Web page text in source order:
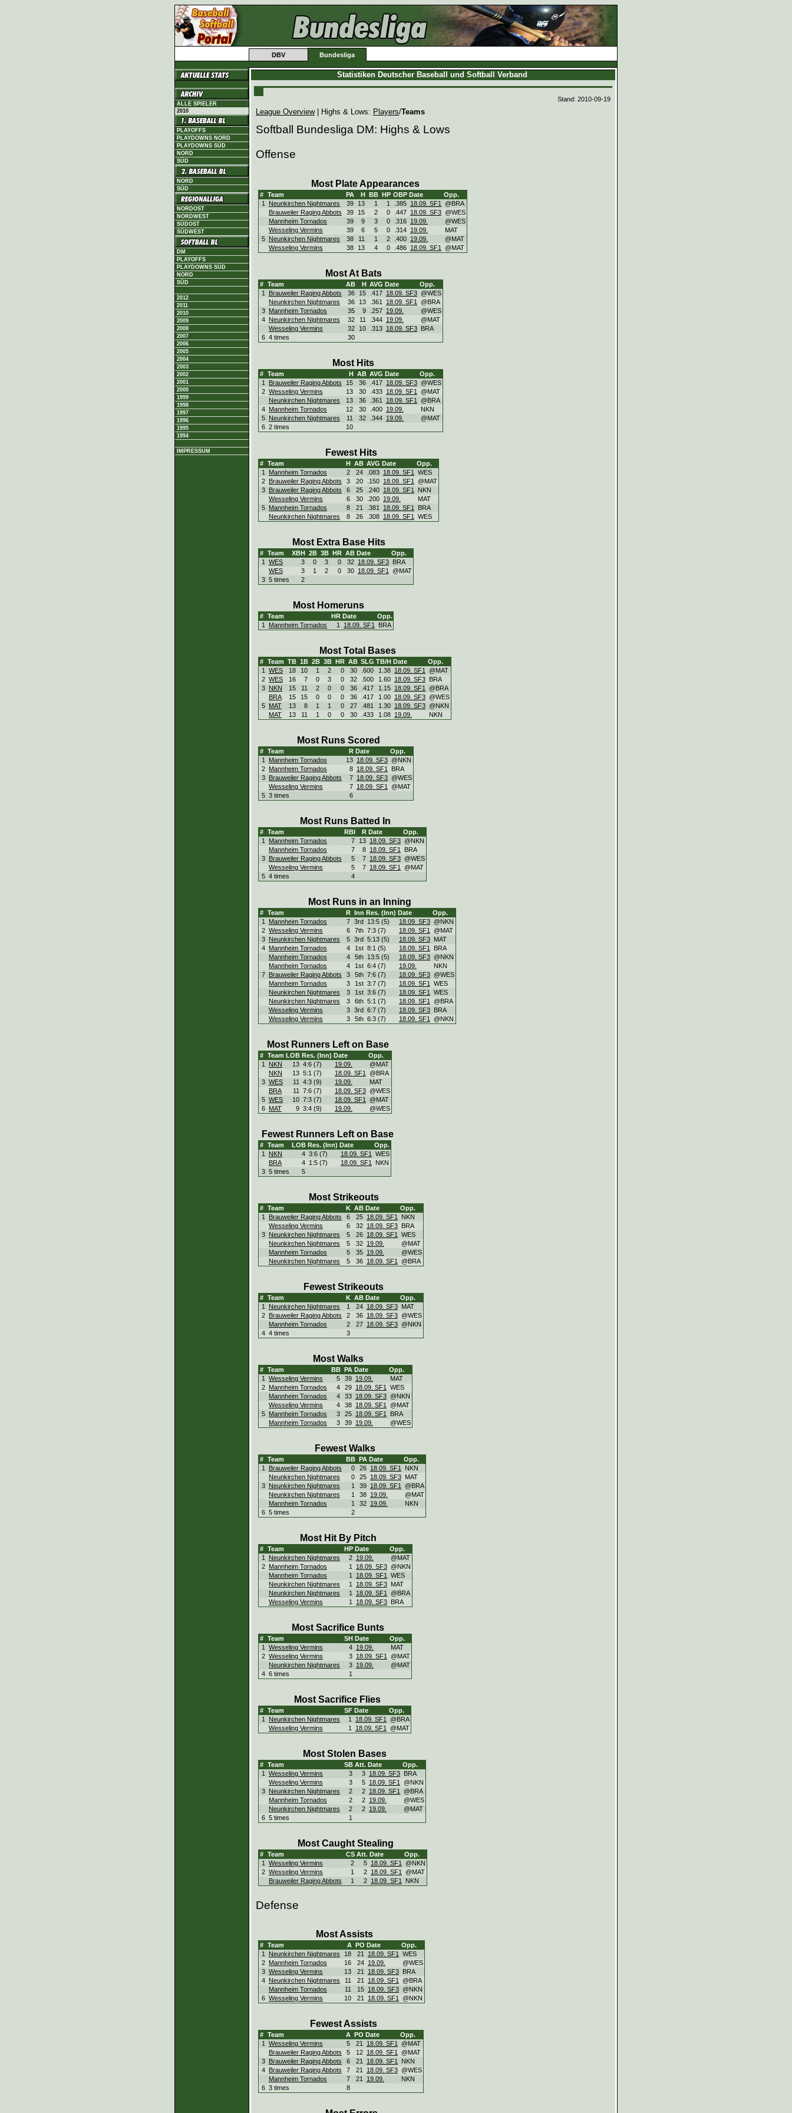
DBV Bundesliga
ALLE SPIELER
2010
PLAYOFFS
PLAYDOWNS NORD
PLAYDOWNS SÜD
NORD
SÜD
NORD
SÜD
NORDOST
NORDWEST
SÜDOST
SÜDWEST
DM
PLAYOFFS
PLAYDOWNS SÜD
NORD
SÜD
2012
2011
2010
2009
2008
2007
2006
2005
2004
2003
2002
2001
2000
1999
1998
1997
1996
1995
1994
IMPRESSUM
Statistiken Deutscher Baseball und Softball Verband
Stand: 2010-09-19
League Overview| Highs & Lows: Players/Teams
Softball Bundesliga DM: Highs & Lows
Offense
Most Plate Appearances
# Team PA H BB HP OBP Date
Opp.
1
Neunkirchen Nightmares 39 13 1 1 .385 18.09. SF1
@BRA
Brauweiler Raging Abbots
39 15 2 0 .447 18.09. SF3 @WES
Mannheim Tornados
39 9 3 0 .316 19.09.
@WES
Wesseling Vermins
39 6 5 0 .314 19.09.
MAT
5 Neunkirchen Nightmares 38 11 1 2 .400 19.09.
@MAT
Wesseling Vermins
38 13 4 0 .486 18.09. SF1 @MAT
Most At Bats
# Team AB H AVG Date
Opp.
1
Brauweiler Raging Abbots 36 15 .417 18.09. SF3 @WES
Neunkirchen Nightmares
36 13 .361 18.09. SF1
@BRA
3 Mannheim Tornados 35 9 .257 19.09.
@WES
4 Neunkirchen Nightmares 32 11 .344 19.09.
@MAT
Wesseling Vermins
32 10 .313 18.09. SF3 BRA
6 4 times 30
Most Hits
# Team H AB AVG Date
Opp.
1
Brauweiler Raging Abbots 15 36 .417 18.09. SF3 @WES
2 Wesseling Vermins 13 30 .433 18.09. SF1
@MAT
Neunkirchen Nightmares
13 36 .361 18.09. SF1
@BRA
4 Mannheim Tornados 12 30 .400 19.09.
NKN
5 Neunkirchen Nightmares 11 32 .344 19.09.
@MAT
6 2 times 10
Fewest Hits
# Team H AB AVG Date
Opp.
1
Mannheim Tornados 2 24 .083 18.09. SF1
WES
2 Brauweiler Raging Abbots 3 20 .150 18.09. SF1
@MAT
3 Brauweiler Raging Abbots 6 25 .240 18.09. SF1
NKN
Wesseling Vermins
6 30 .200 19.09.
MAT
5 Mannheim Tornados 8 21 .381 18.09. SF1
BRA
Neunkirchen Nightmares
8 26 .308 18.09. SF1 WES
Most Extra Base Hits
# Team XBH 2B 3B HR AB Date
Opp.
1
WES 3 0 3 0 32 18.09. SF3 BRA
WES
3 1 2 0 30 18.09. SF1
@MAT
3 5 times 2
Most Homeruns
# Team HR Date
Opp.
1
Mannheim Tornados 1 18.09. SF1 BRA
Most Total Bases
# Team TB 1B 2B 3B HR AB SLG TB/H Date
Opp.
1
WES 18 10 1 2 0 30 .600 1.38 18.09. SF1
@MAT
2 WES 16 7 0 3 0 32 .500 1.60 18.09. SF3 BRA
3 NKN 15 11 2 0 0 36 .417 1.15 18.09. SF1
@BRA
BRA
15 15 0 0 0 36 .417 1.00 18.09. SF3 @WES
5 MAT 13 8 1 1 0 27 .481 1.30 18.09. SF3 @NKN
MAT
13 11 1 0 0 30 .433 1.08 19.09. NKN
Most Runs Scored
# Team R Date
Opp.
1
Mannheim Tornados 13 18.09. SF3 @NKN
2 Mannheim Tornados 8 18.09. SF1
BRA
3 Brauweiler Raging Abbots 7 18.09. SF3 @WES
Wesseling Vermins
7 18.09. SF1
@MAT
5 3 times 6
Most Runs Batted In
# Team RBI R Date
Opp.
1
Mannheim Tornados 7 13 18.09. SF3 @NKN
Mannheim Tornados
7 8 18.09. SF1
BRA
3 Brauweiler Raging Abbots 5 7 18.09. SF3 @WES
Wesseling Vermins
5 7 18.09. SF1
@MAT
5 4 times 4
Most Runs in an Inning
# Team R Inn Res. (Inn) Date
Opp.
1
Mannheim Tornados 7 3rd 13:5 (5) 18.09. SF3 @NKN
2 Wesseling Vermins 6 7th 7:3 (7) 18.09. SF1
@MAT
3 Neunkirchen Nightmares 5 3rd 5:13 (5) 18.09. SF3 MAT
4 Mannheim Tornados 4 1st 8:1 (5) 18.09. SF1
BRA
Mannheim Tornados
4 5th 13:5 (5) 18.09. SF3 @NKN
Mannheim Tornados
4 1st 6:4 (7) 19.09.
NKN
7 Brauweiler Raging Abbots 3 5th 7:6 (7) 18.09. SF3 @WES
Mannheim Tornados
3 1st 3:7 (7) 18.09. SF1
WES
Neunkirchen Nightmares
3 1st 3:6 (7) 18.09. SF1
WES
Neunkirchen Nightmares
3 6th 5:1 (7) 18.09. SF1
@BRA
Wesseling Vermins
3 3rd 6:7 (7) 18.09. SF3 BRA
Wesseling Vermins
3 5th 6:3 (7) 18.09. SF1 @NKN
Most Runners Left on Base
# Team LOB Res. (Inn) Date
Opp.
1
NKN 13 4:6 (7) 19.09.
@MAT
NKN
13 5:1 (7) 18.09. SF1
@BRA
3 WES 11 4:3 (9) 19.09.
MAT
BRA
11 7:6 (7) 18.09. SF3 @WES
5 WES 10 7:3 (7) 18.09. SF1
@MAT
6 MAT 9 3:4 (9) 19.09. @WES
Fewest Runners Left on Base
# Team LOB Res. (Inn) Date
Opp.
1
NKN 4 3:6 (7) 18.09. SF1
WES
BRA
4 1:5 (7) 18.09. SF1
NKN
3 5 times 5
Most Strikeouts
# Team K AB Date
Opp.
1
Brauweiler Raging Abbots 6 25 18.09. SF1
NKN
Wesseling Vermins
6 32 18.09. SF3 BRA
3 Neunkirchen Nightmares 5 26 18.09. SF1
WES
Neunkirchen Nightmares
5 32 19.09.
@MAT
Mannheim Tornados
5 35 19.09.
@WES
Neunkirchen Nightmares
5 36 18.09. SF1 @BRA
Fewest Strikeouts
# Team K AB Date
Opp.
1
Neunkirchen Nightmares 1 24 18.09. SF3 MAT
2 Brauweiler Raging Abbots 2 36 18.09. SF3 @WES
Mannheim Tornados
2 27 18.09. SF3 @NKN
4 4 times 3
Most Walks
# Team BB PA Date
Opp.
1
Wesseling Vermins 5 39 19.09.
MAT
2 Mannheim Tornados 4 29 18.09. SF1
WES
Mannheim Tornados
4 33 18.09. SF3 @NKN
Wesseling Vermins
4 38 18.09. SF1
@MAT
5 Mannheim Tornados 3 25 18.09. SF1
BRA
Mannheim Tornados
3 39 19.09. @WES
Fewest Walks
# Team BB PA Date
Opp.
1
Brauweiler Raging Abbots 0 26 18.09. SF1
NKN
Neunkirchen Nightmares
0 25 18.09. SF3 MAT
3 Neunkirchen Nightmares 1 39 18.09. SF1
@BRA
Neunkirchen Nightmares
1 38 19.09.
@MAT
Mannheim Tornados
1 32 19.09.
NKN
6 5 times 2
Most Hit By Pitch
# Team HP Date
Opp.
1
Neunkirchen Nightmares 2 19.09.
@MAT
2 Mannheim Tornados 1 18.09. SF3 @NKN
Mannheim Tornados
1 18.09. SF1
WES
Neunkirchen Nightmares
1 18.09. SF3 MAT
Neunkirchen Nightmares
1 18.09. SF1
@BRA
Wesseling Vermins
1 18.09. SF3 BRA
Most Sacrifice Bunts
# Team SH Date
Opp.
1
Wesseling Vermins 4 19.09.
MAT
2 Wesseling Vermins 3 18.09. SF1
@MAT
Neunkirchen Nightmares
3 19.09.
@MAT
4 6 times 1
Most Sacrifice Flies
# Team SF Date
Opp.
1
Neunkirchen Nightmares 1 18.09. SF1
@BRA
Wesseling Vermins
1 18.09. SF1 @MAT
Most Stolen Bases
# Team SB Att. Date
Opp.
1
Wesseling Vermins 3 3 18.09. SF3 BRA
Wesseling Vermins
3 5 18.09. SF1
@NKN
3 Neunkirchen Nightmares 2 2 18.09. SF1
@BRA
Mannheim Tornados
2 2 19.09.
@WES
Neunkirchen Nightmares
2 2 19.09.
@MAT
6 5 times 1
Most Caught Stealing
# Team CS Att. Date
Opp.
1
Wesseling Vermins 2 5 18.09. SF1
@NKN
2 Wesseling Vermins 1 2 18.09. SF1
@MAT
Brauweiler Raging Abbots
1 2 18.09. SF1 NKN
Defense
Most Assists
# Team A PO Date
Opp.
1
Neunkirchen Nightmares 18 21 18.09. SF1
WES
2 Mannheim Tornados 16 24 19.09.
@WES
3 Wesseling Vermins 13 21 18.09. SF3
BRA
4 Neunkirchen Nightmares 11 21 18.09. SF1
@BRA
Mannheim Tornados
11 15 18.09. SF3 @NKN
6 Wesseling Vermins 10 21 18.09. SF1 @NKN
Fewest Assists
# Team A PO Date
Opp.
1
Wesseling Vermins 5 21 18.09. SF1
@MAT
Brauweiler Raging Abbots
5 12 18.09. SF1
@MAT
3
Brauweiler Raging Abbots 6 21 18.09. SF1
NKN
4
Brauweiler Raging Abbots 7 21 18.09. SF3 @WES
Mannheim Tornados
7 21 19.09.
NKN
6 3 times 8